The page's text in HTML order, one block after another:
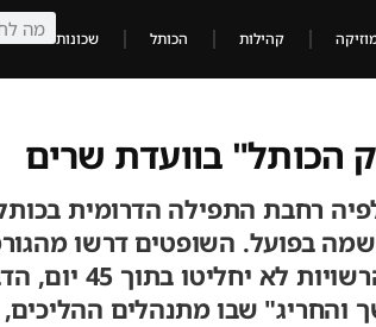
קהילות הכותל שכונות
הכותל" בוועדת שרים
כי החלטת הממשלה משנת 2018, שלפיה רחבת התפילה
בפועל. השופטים דרשו
להוציא היתרי בנייה
שבו מתנהלים ההליכים,